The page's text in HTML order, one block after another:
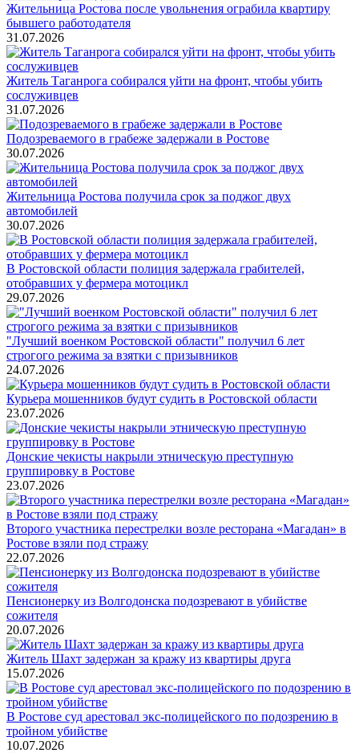
Жительница Ростова после увольнения ограбила квартиру
бывшего работодателя
31.07.2026
Житель Таганрога собирался уйти на фронт, чтобы убить
сослуживцев
31.07.2026
Подозреваемого в грабеже задержали в Ростове
30.07.2026
Жительница Ростова получила срок за поджог двух
автомобилей
30.07.2026
В Ростовской области полиция задержала грабителей,
отобравших у фермера мотоцикл
29.07.2026
"Лучший военком Ростовской области" получил 6 лет
строгого режима за взятки с призывников
24.07.2026
Курьера мошенников будут судить в Ростовской области
23.07.2026
Донские чекисты накрыли этническую преступную
группировку в Ростове
23.07.2026
Второго участника перестрелки возле ресторана «Магадан» в
Ростове взяли под стражу
22.07.2026
Пенсионерку из Волгодонска подозревают в убийстве
сожителя
20.07.2026
Житель Шахт задержан за кражу из квартиры друга
15.07.2026
В Ростове суд арестовал экс-полицейского по подозрению в
тройном убийстве
10.07.2026